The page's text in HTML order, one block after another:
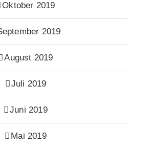
Oktober 2019
2019
August 2019
Juli 2019
Juni 2019
Mai 2019